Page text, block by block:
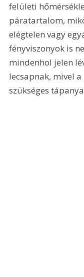
felületi
páratartalom,
elégtelen vagy
fényviszonyok is
mindenhol jelen
lecsapnak, mivel
szükséges